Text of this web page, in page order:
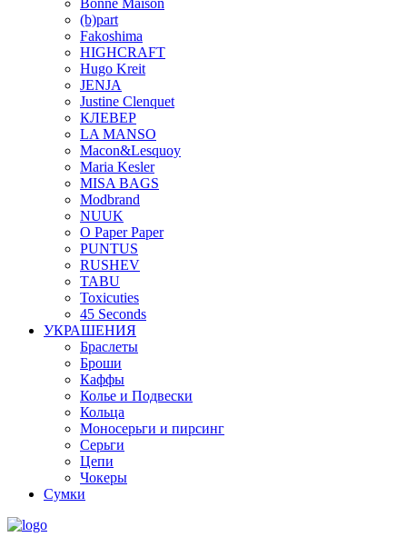
Bonne Maison
(b)part
Fakoshima
HIGHCRAFT
Hugo Kreit
JENJA
Justine Clenquet
КЛЕВЕР
LA MANSO
Macon&Lesquoy
Maria Kesler
MISA BAGS
Modbrand
NUUK
O Paper Paper
PUNTUS
RUSHEV
TABU
Toxicuties
45 Seconds
УКРАШЕНИЯ
Браслеты
Броши
Каффы
Колье и Подвески
Кольца
Моносерьги и пирсинг
Серьги
Цепи
Чокеры
Сумки